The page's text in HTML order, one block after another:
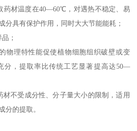
药材温度在40—60℃，对遇热不稳定、易
分具有保护作用，同时大大节能能耗；
；
物理特性能促使植物细胞组织破壁或变
分，提取率比传统工艺显著提高达50—
材不受成分性、分子量大小的限制，适用
分的提取。